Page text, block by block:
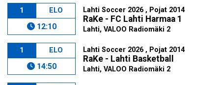
1 ELO
12:10
Lahti Soccer 2026 , Pojat 2014
RaKe - FC Lahti Harmaa 1
Lahti, VALOO Radiomäki 2
1 ELO
14:50
Lahti Soccer 2026 , Pojat 2014
RaKe - Lahti Basketball
Lahti, VALOO Radiomäki 2